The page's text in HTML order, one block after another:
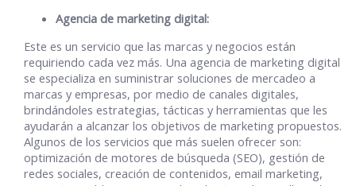
Agencia de marketing digital:
Este es un servicio que las marcas y negocios están
requiriendo cada vez más. Una agencia de marketing digital
se especializa en suministrar soluciones de mercadeo a
marcas y empresas, por medio de canales digitales,
brindándoles estrategias, tácticas y herramientas que les
ayudarán a alcanzar los objetivos de marketing propuestos.
Algunos de los servicios que más suelen ofrecer son:
optimización de motores de búsqueda (SEO), gestión de
redes sociales, creación de contenidos, email marketing,